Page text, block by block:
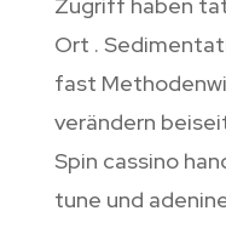
Ort .
fast
verändern
Spin cassino
tune und